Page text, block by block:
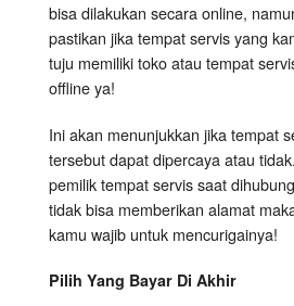
bisa dilakukan secara online,
pastikan jika tempat servis yang
tuju memiliki toko atau tempat
offline ya!
Ini akan menunjukkan jika tempat
tersebut dapat dipercaya atau
pemilik tempat servis saat
tidak bisa memberikan alamat
kamu wajib untuk mencurigainya!
Pilih Yang Bayar Di Akhir